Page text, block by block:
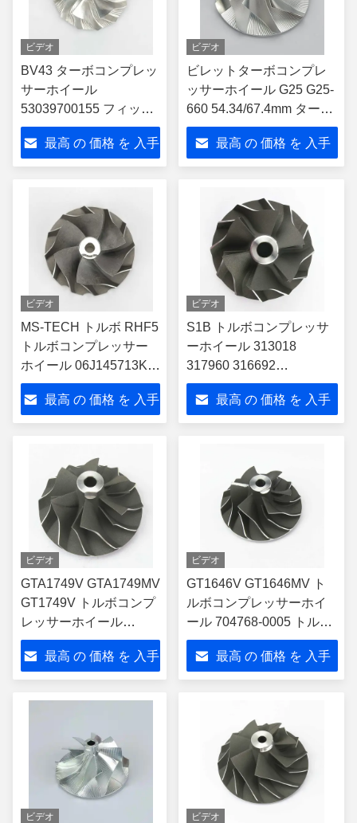
ビデオ
BV43 ターボコンプレッ
サーホイール
53039700155 フィット
53039880155 ターボ グ
レートウォール ハヴァ
ル H6
最高 の 価格 を 入手
ビデオ
ビレットターボコンプレ
ッサーホイール G25 G25-
660 54.34/67.4mm ターボ
チャージャー 858161-
5003s最高 の 価格 を 入手
ビデオ
MS-TECH トルボ RHF5
トルボコンプレッサー
ホイール 06J145713K
06J145713LX Audi (ハ
ッチバック) A3 2.0L
最高 の 価格 を 入手
ビデオ
S1B トルボコンプレッサ
ーホイール 313018
317960 316692
04176561KZ 04272464KZ
BF4M1012 エンジン付き
デュッツ用
最高 の 価格 を 入手
ビデオ
GTA1749V GTA1749MV
GT1749V トルボコンプ
レッサーホイール
735492-0003 トルボチ
ャージャー 758226-
0010
最高 の 価格 を 入手
ビデオ
GT1646V GT1646MV ト
ルボコンプレッサーホイ
ール 704768-0005 トルボ
チャージャー 751851-
0001 最高 の 価格 を 入手
ビデオ ビデオ